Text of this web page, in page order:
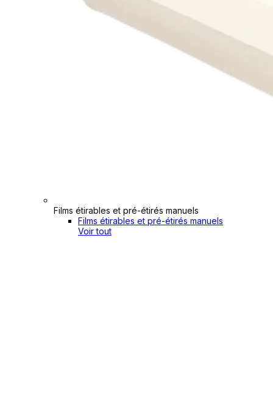
Films étirables et pré-étirés manuels
Films étirables et pré-étirés manuels
Voir tout